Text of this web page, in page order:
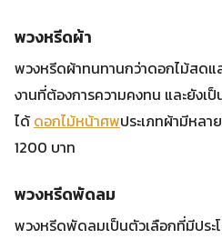
พวงหรีดผ้า
พวงหรีดผ้าทนทานกว่าดอกไม้สดแล
งานที่ต้องการความคงทน และยังเ
ได้ ดอกไม้หน้าศพประเภทผ้ามีหลา
1200 บาท
พวงหรีดพัดลม
พวงหรีดพัดลมเป็นตัวเลือกที่มีประ